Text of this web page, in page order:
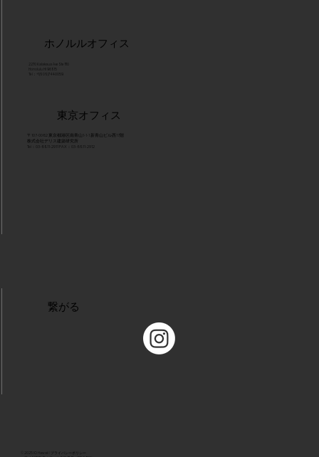
ホノルルオフィス
東京オフィス
〒107-0062 東京都港区南青山1-1-1 新青山ビル西17階
株式会社デリス建築研究所
​繋がる